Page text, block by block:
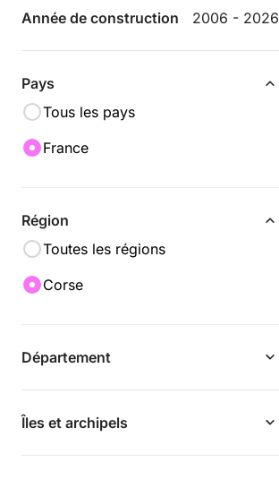
Année de construction 2006 - 2026
Pays
Tous les pays
France
Région
Toutes les régions
Corse
Département
Îles et archipels